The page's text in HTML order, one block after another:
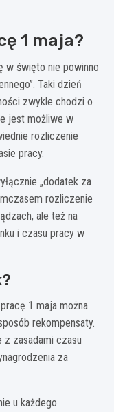
1 maja?
w święto nie powinno
Taki dzień
zwykle chodzi o
jest możliwe w
rozliczenie
pracy.
„dodatek za
rozliczenie
ale też na
i czasu pracy w
1 maja można
rekompensaty.
zasadami czasu
za
u każdego